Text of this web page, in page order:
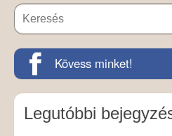
Kövess minket!
Legutóbbi